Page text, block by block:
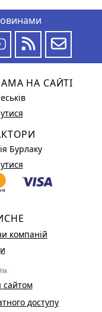
НА САЙТІ
Бурлаку
компаній
сайтом
доступу